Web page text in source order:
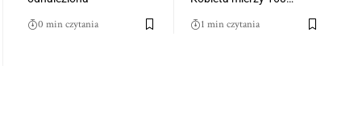
0 min czytania 1 min czytania